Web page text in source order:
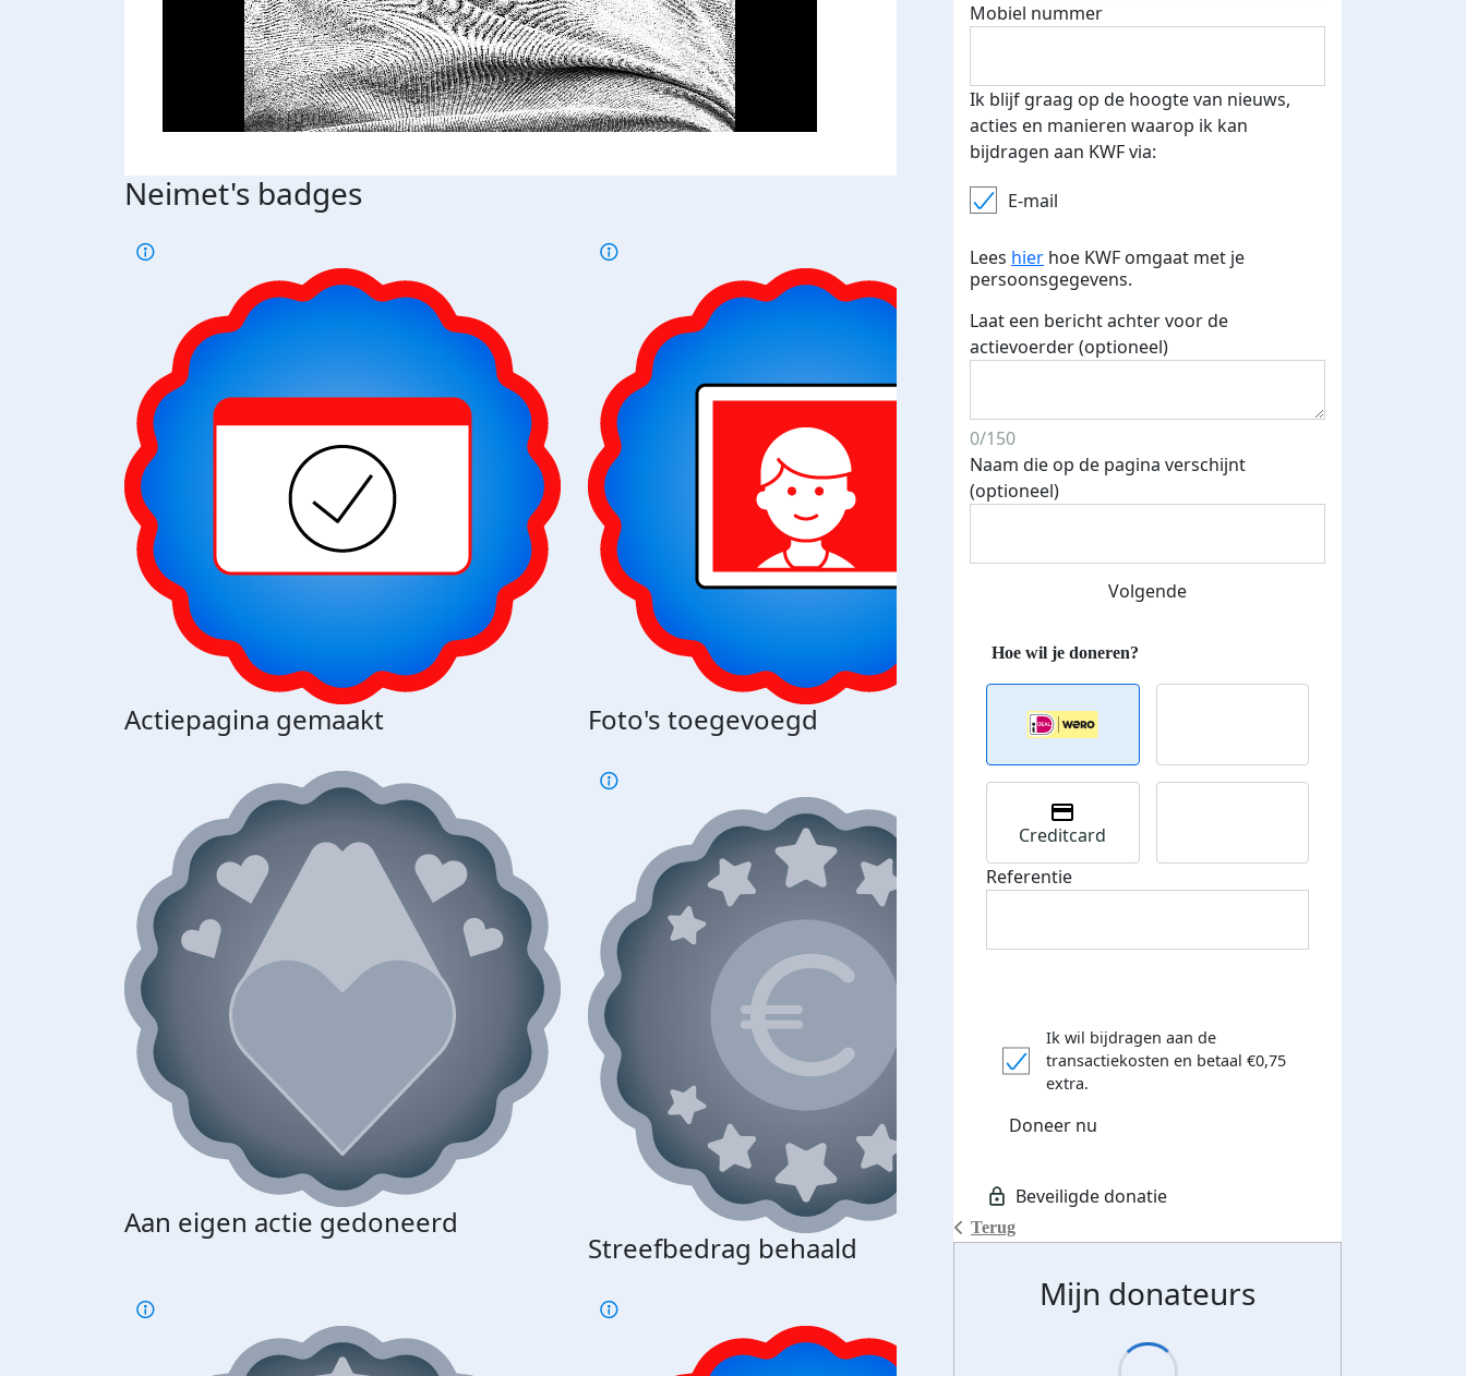
Neimet's badges
Actiepagina gemaakt Foto's toegevoegd E-mails verstuurd
Aan eigen actie gedoneerd
Streefbedrag behaald Streefbedrag verhoogd
Bij 500 euro aan donaties ontvang
je je speciale KWF t-shirt!
Mobiel nummer
Ik blijf graag op de hoogte van nieuws,
acties en manieren waarop ik kan
bijdragen aan KWF via:
E-mail
Lees hier hoe KWF omgaat met je
persoonsgegevens.
Laat een bericht achter voor de
actievoerder (optioneel)
0/150
Naam die op de pagina verschijnt
(optioneel)
Volgende
Terug
Creditcard
Referentie
Ik wil bijdragen aan de
transactiekosten en betaal €0,75
extra.
Doneer nu
Mijn donateurs